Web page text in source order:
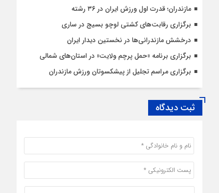
مازندران؛ قدرت اول ورزش ایران در ۳۶ رشته
برگزاری رقابت‌های کشتی لوچو بسیج در ساری
درخشش مازندرانی‌ها در نخستین دیدار ایران
برگزاری برنامه «حمل پرچم ولایت» در استان‌های شمالی
برگزاری مراسم تجلیل از پیشکسوتان ورزش مازندران
ثبت دیدگاه